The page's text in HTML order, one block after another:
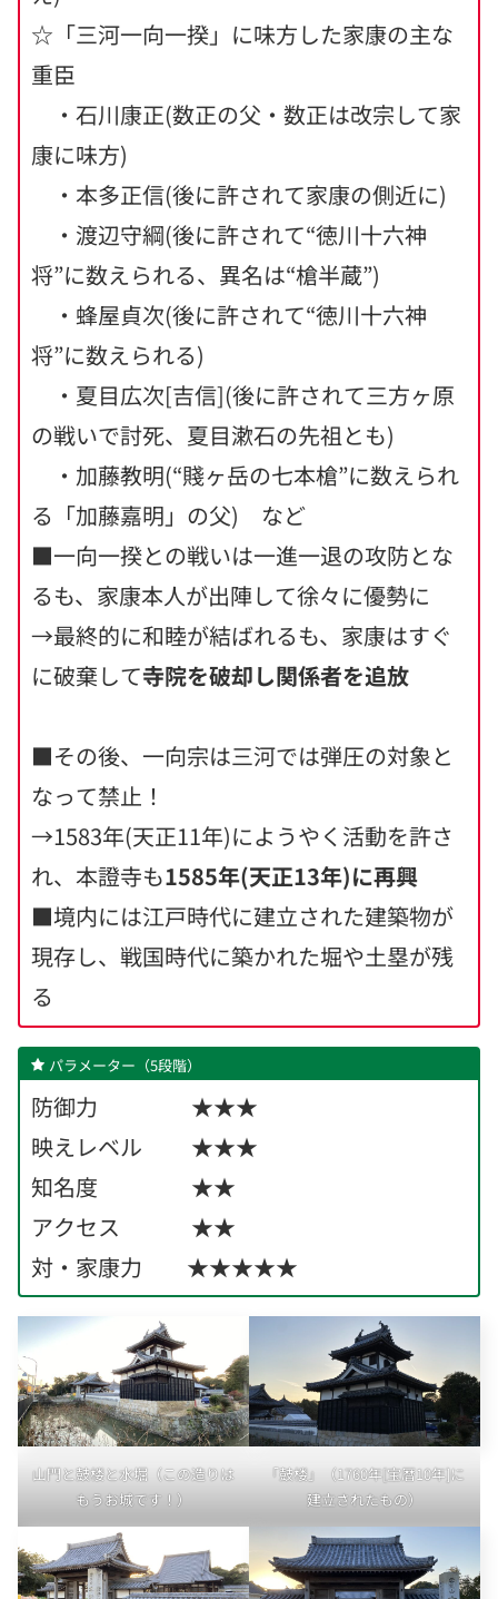
☆「三河一向一揆」に味方した家康の主な
重臣
・石川康正(数正の父・数正は改宗して家
康に味方)
・本多正信(後に許されて家康の側近に)
・渡辺守綱(後に許されて“徳川十六神
将”に数えられる、異名は“槍半蔵”)
・蜂屋貞次(後に許されて“徳川十六神
将”に数えられる)
・夏目広次[吉信](後に許されて三方ヶ原
の戦いで討死、夏目漱石の先祖とも)
・加藤教明(“賤ヶ岳の七本槍”に数えられ
る「加藤嘉明」の父) など
■一向一揆との戦いは一進一退の攻防とな
るも、家康本人が出陣して徐々に優勢に
→最終的に和睦が結ばれるも、家康はすぐ
に破棄して寺院を破却し関係者を追放
■その後、一向宗は三河では弾圧の対象と
なって禁止！
→1583年(天正11年)にようやく活動を許さ
れ、本證寺も1585年(天正13年)に再興
■境内には江戸時代に建立された建築物が
現存し、戦国時代に築かれた堀や土塁が残
る
パラメーター（5段階）
防御力 ★★★
映えレベル ★★★
知名度 ★★
アクセス ★★
対・家康力 ★★★★★
山門と鼓楼と水堀（この造りは
もうお城です！）
「鼓楼」（1760年[宝暦10年]に
建立されたもの）